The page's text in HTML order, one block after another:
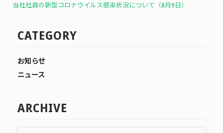
当社社員の新型コロナウイルス感染状況について（8月9日）
CATEGORY
お知らせ
ニュース
ARCHIVE